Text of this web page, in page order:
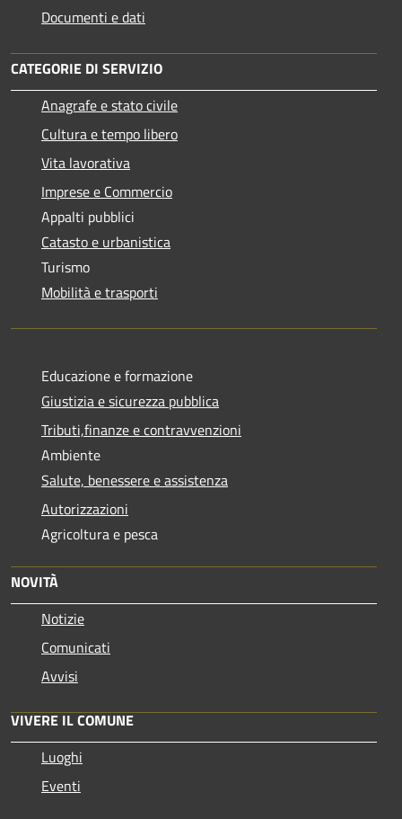
Documenti e dati
CATEGORIE DI SERVIZIO
Anagrafe e stato civile
Cultura e tempo libero
Vita lavorativa
Imprese e Commercio
Appalti pubblici
Catasto e urbanistica
Turismo
Mobilità e trasporti
Educazione e formazione
Giustizia e sicurezza pubblica
Tributi,finanze e contravvenzioni
Ambiente
Salute, benessere e assistenza
Autorizzazioni
Agricoltura e pesca
NOVITÀ
Notizie
Comunicati
Avvisi
VIVERE IL COMUNE
Luoghi
Eventi